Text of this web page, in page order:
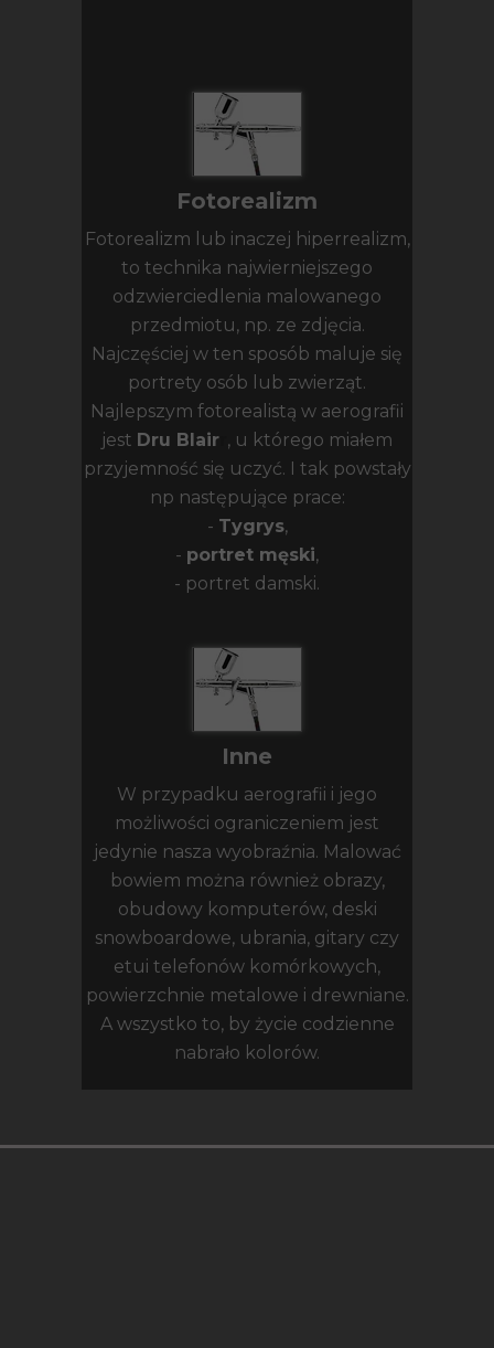
Fotorealizm
Fotorealizm lub inaczej hiperrealizm,
to technika najwierniejszego
odzwierciedlenia malowanego
przedmiotu, np. ze zdjęcia.
Najczęściej w ten sposób maluje się
portrety osób lub zwierząt.
Najlepszym fotorealistą w aerografii
jest Dru Blair , u którego miałem
przyjemność się uczyć. I tak powstały
np następujące prace:
- Tygrys,
- portret męski,
- portret damski.
Inne
W przypadku aerografii i jego
możliwości ograniczeniem jest
jedynie nasza wyobraźnia. Malować
bowiem można również obrazy,
obudowy komputerów, deski
snowboardowe, ubrania, gitary czy
etui telefonów komórkowych,
powierzchnie metalowe i drewniane.
A wszystko to, by życie codzienne
nabrało kolorów.